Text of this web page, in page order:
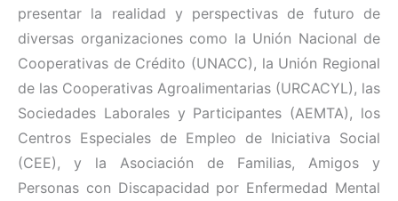
presentar la realidad y perspectivas de futuro de
diversas organizaciones como la Unión Nacional de
Cooperativas de Crédito (UNACC), la Unión Regional
de las Cooperativas Agroalimentarias (URCACYL), las
Sociedades Laborales y Participantes (AEMTA), los
Centros Especiales de Empleo de Iniciativa Social
(CEE), y la Asociación de Familias, Amigos y
Personas con Discapacidad por Enfermedad Mental